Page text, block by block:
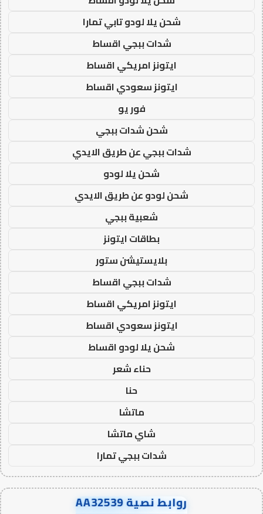
شحن يلا لودو تابي تمارا
شدات ببجي اقساط
ايتونز امريكي اقساط
ايتونز سعودي اقساط
فور يو
شحن شدات ببجي
شدات ببجي عن طريق الايدي
شحن يلا لودو
شحن لودو عن طريق الايدي
شعبية ببجي
بطاقات ايتونز
بلايستيشن ستور
شدات ببجي اقساط
ايتونز امريكي اقساط
ايتونز سعودي اقساط
شحن يلا لودو اقساط
حناء شعر
حنا
ماتشا
شاي ماتشا
شدات ببجي تمارا
روابط نصية AA32539